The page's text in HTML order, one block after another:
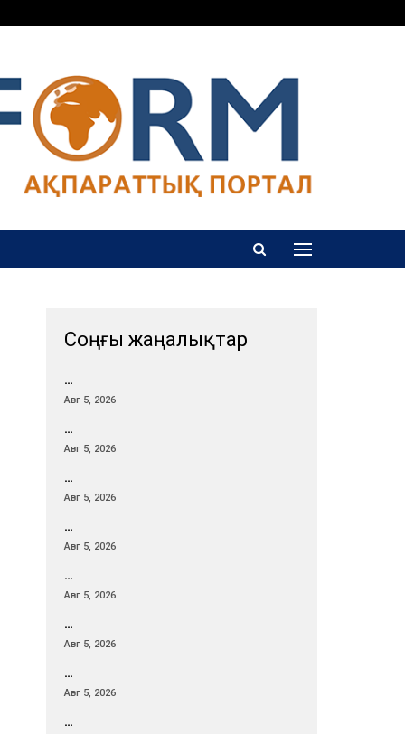
Соңғы жаңалықтар
…
Авг 5, 2026
…
Авг 5, 2026
…
Авг 5, 2026
…
Авг 5, 2026
…
Авг 5, 2026
…
Авг 5, 2026
…
Авг 5, 2026
…